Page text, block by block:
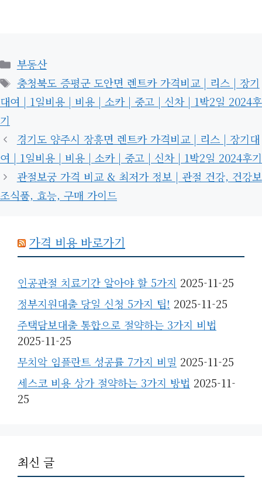
카
테
고
리
부동산
태
그
충청북도 증평군 도안면 렌트카 가격비교 | 리스 | 장기
대여 | 1일비용 | 비용 | 소카 | 중고 | 신차 | 1박2일 2024후
기
경기도 양주시 장흥면 렌트카 가격비교 | 리스 | 장기대
여 | 1일비용 | 비용 | 소카 | 중고 | 신차 | 1박2일 2024후기
관절보궁 가격 비교 & 최저가 정보 | 관절 건강, 건강보
조식품, 효능, 구매 가이드
가격 비용 바로가기
인공관절 치료기간 알아야 할 5가지 2025-11-25
정부지원대출 당일 신청 5가지 팁! 2025-11-25
주택담보대출 통합으로 절약하는 3가지 비법
2025-11-25
무치악 임플란트 성공률 7가지 비밀 2025-11-25
세스코 비용 상가 절약하는 3가지 방법 2025-11-
25
최신 글